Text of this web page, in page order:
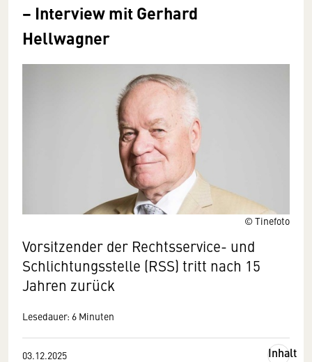
© Tinefoto
− Interview mit Gerhard
Hellwagner
Vorsitzender der Rechtsservice- und
Schlichtungsstelle (RSS) tritt nach 15
Jahren zurück
Lesedauer: 6 Minuten
03.12.2025
Inhalt